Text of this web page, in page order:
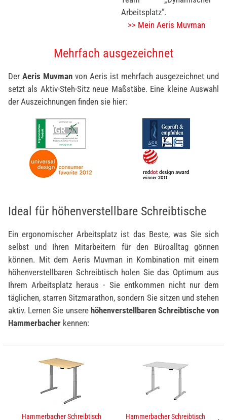
Arbeitsplatz".
>> Mein Aeris Muvman
Mehrfach ausgezeichnet
Der Aeris Muvman von Aeris ist mehrfach ausgezeichnet und
setzt als Aktiv-Steh-Sitz neue Maßstäbe. Eine kleine Auswahl
der Auszeichnungen finden sie hier:
Ideal für höhenverstellbare Schreibtische
Ein ergonomischer Arbeitsplatz ist das Beste, was Sie sich
selbst und Ihren Mitarbeitern für den Büroalltag gönnen
können. Mit dem Aeris Muvman in Kombination mit einem
höhenverstellbaren Schreibtisch holen Sie das Optimum aus
Ihrem Arbeitsplatz heraus - Sie entkommen nicht nur dem
täglichen, starren Sitzmarathon, sondern Sie sitzen und stehen
aktiv. Lernen Sie unsere höhenverstellbaren Schreibtische von
Hammerbacher kennen:
Hammerbacher Schreibtisch
Hammerbacher Schreibtisch